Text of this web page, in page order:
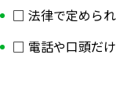
□ 法律で定めら
□ 電話や口頭だ